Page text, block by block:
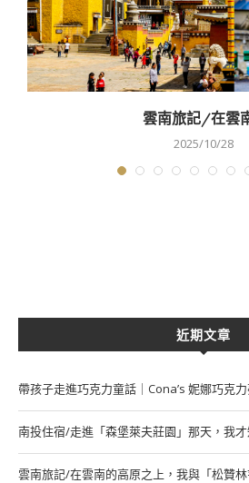
雲南旅記/在雲
2025/10/28
近期文章
帶孩子走進巧克力童話｜Cona’s 妮娜巧克
南投住宿/走進「森堡萊夫莊園」那天，我
雲南旅記/在雲南的高原之上，我與「松贊